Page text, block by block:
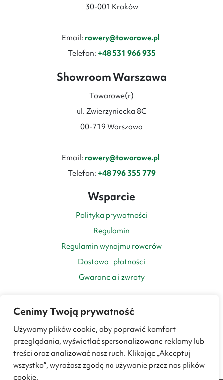
Cenimy Twoją prywatność
Używamy plików cookie, aby poprawić komfort
przeglądania, wyświetlać spersonalizowane reklamy lub
treści oraz analizować nasz ruch. Klikając „Akceptuj
wszystko”, wyrażasz zgodę na używanie przez nas plików
cookie.
30-001 Kraków
Email: rowery@towarowe.pl
Telefon: +48 531 966 935
Showroom Warszawa
Towarowe(r)
ul. Zwierzyniecka 8C
00-719 Warszawa
Email: rowery@towarowe.pl
Telefon: +48 796 355 779
Wsparcie
Polityka prywatności
Regulamin
Regulamin wynajmu rowerów
Dostawa i płatności
Gwarancja i zwroty